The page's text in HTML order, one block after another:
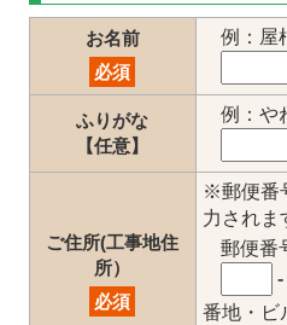
お名前
必須
例：
ふりがな
【任意】
例：や
ご住所(工事地住
所）
必須
※郵便番
力されま
郵便番
-
番地・ビ